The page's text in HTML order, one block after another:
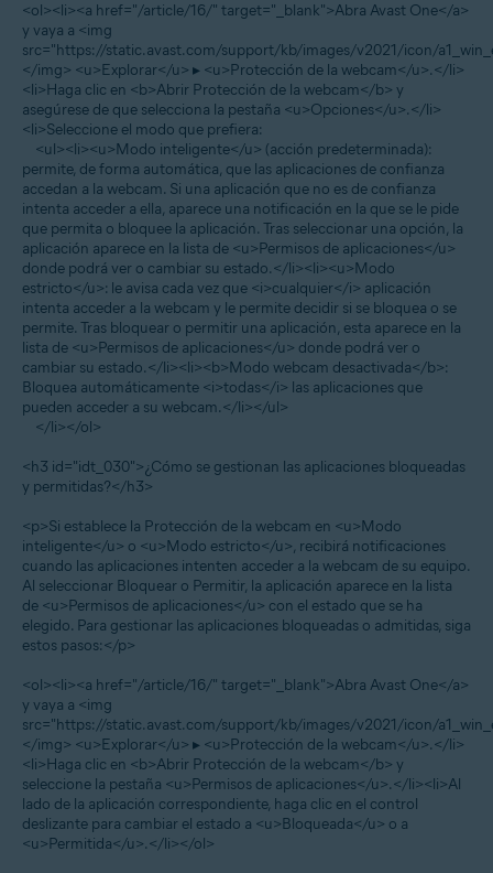
<ol><li><a href="/article/16/" target="_blank">Abra Avast One</a>
y vaya a <img
src="https://static.avast.com/support/kb/images/v2021/icon/
</img> <u>Explorar</u> ▸ <u>Protección de la webcam</u>.</li>
<li>Haga clic en <b>Abrir Protección de la webcam</b> y
asegúrese de que selecciona la pestaña <u>Opciones</u>.</li>
<li>Seleccione el modo que prefiera:
<ul><li><u>Modo inteligente</u> (acción predeterminada):
permite, de forma automática, que las aplicaciones de confianza
accedan a la webcam. Si una aplicación que no es de confianza
intenta acceder a ella, aparece una notificación en la que se le pide
que permita o bloquee la aplicación. Tras seleccionar una opción, la
aplicación aparece en la lista de <u>Permisos de aplicaciones</u>
donde podrá ver o cambiar su estado.</li><li><u>Modo
estricto</u>: le avisa cada vez que <i>cualquier</i> aplicación
intenta acceder a la webcam y le permite decidir si se bloquea o se
permite. Tras bloquear o permitir una aplicación, esta aparece en la
lista de <u>Permisos de aplicaciones</u> donde podrá ver o
cambiar su estado.</li><li><b>Modo webcam desactivada</b>:
Bloquea automáticamente <i>todas</i> las aplicaciones que
pueden acceder a su webcam.</li></ul>
</li></ol>
<h3 id="idt_030">¿Cómo se gestionan las aplicaciones bloqueadas
y permitidas?</h3>
<p>Si establece la Protección de la webcam en <u>Modo
inteligente</u> o <u>Modo estricto</u>, recibirá notificaciones
cuando las aplicaciones intenten acceder a la webcam de su equipo.
Al seleccionar Bloquear o Permitir, la aplicación aparece en la lista
de <u>Permisos de aplicaciones</u> con el estado que se ha
elegido. Para gestionar las aplicaciones bloqueadas o admitidas, siga
estos pasos:</p>
<ol><li><a href="/article/16/" target="_blank">Abra Avast One</a>
y vaya a <img
src="https://static.avast.com/support/kb/images/v2021/icon/
</img> <u>Explorar</u> ▸ <u>Protección de la webcam</u>.</li>
<li>Haga clic en <b>Abrir Protección de la webcam</b> y
seleccione la pestaña <u>Permisos de aplicaciones</u>.</li><li>Al
lado de la aplicación correspondiente, haga clic en el control
deslizante para cambiar el estado a <u>Bloqueada</u> o a
<u>Permitida</u>.</li></ol>